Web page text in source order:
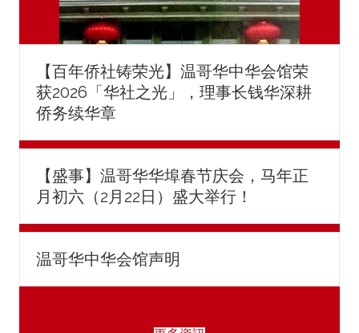
【百年侨社铸荣光】温哥华中华会馆荣
获2026「华社之光」，理事长钱华深耕
侨务续华章
【盛事】温哥华华埠春节庆会，马年正
月初六（2月22日）盛大举行！
温哥华中华会馆声明